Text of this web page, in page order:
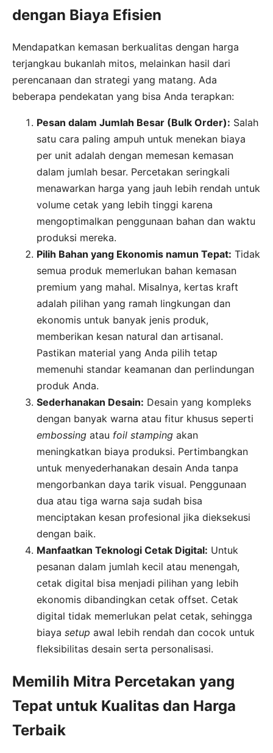
dengan Biaya Efisien
Mendapatkan kemasan berkualitas dengan harga
terjangkau bukanlah mitos, melainkan hasil dari
perencanaan dan strategi yang matang. Ada
beberapa pendekatan yang bisa Anda terapkan:
Pesan dalam Jumlah Besar (Bulk Order): Salah
satu cara paling ampuh untuk menekan biaya
per unit adalah dengan memesan kemasan
dalam jumlah besar. Percetakan seringkali
menawarkan harga yang jauh lebih rendah untuk
volume cetak yang lebih tinggi karena
mengoptimalkan penggunaan bahan dan waktu
produksi mereka.
Pilih Bahan yang Ekonomis namun Tepat: Tidak
semua produk memerlukan bahan kemasan
premium yang mahal. Misalnya, kertas kraft
adalah pilihan yang ramah lingkungan dan
ekonomis untuk banyak jenis produk,
memberikan kesan natural dan artisanal.
Pastikan material yang Anda pilih tetap
memenuhi standar keamanan dan perlindungan
produk Anda.
Sederhanakan Desain: Desain yang kompleks
dengan banyak warna atau fitur khusus seperti
embossing atau foil stamping akan
meningkatkan biaya produksi. Pertimbangkan
untuk menyederhanakan desain Anda tanpa
mengorbankan daya tarik visual. Penggunaan
dua atau tiga warna saja sudah bisa
menciptakan kesan profesional jika dieksekusi
dengan baik.
Manfaatkan Teknologi Cetak Digital: Untuk
pesanan dalam jumlah kecil atau menengah,
cetak digital bisa menjadi pilihan yang lebih
ekonomis dibandingkan cetak offset. Cetak
digital tidak memerlukan pelat cetak, sehingga
biaya setup awal lebih rendah dan cocok untuk
fleksibilitas desain serta personalisasi.
Memilih Mitra Percetakan yang
Tepat untuk Kualitas dan Harga
Terbaik